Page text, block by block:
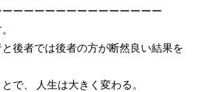
ーーーーーーーーーーーーーー
後者では後者の方が断然良い結果を
で、 人生は大きく変わる。